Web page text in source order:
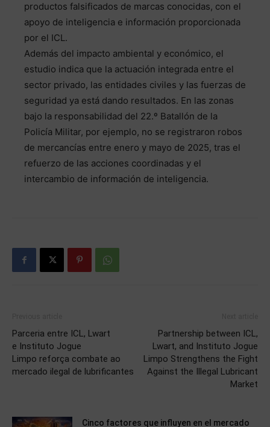
productos falsificados de marcas conocidas, con el
apoyo de inteligencia e información proporcionada
por el ICL.
Además del impacto ambiental y económico, el
estudio indica que la actuación integrada entre el
sector privado, las entidades civiles y las fuerzas de
seguridad ya está dando resultados. En las zonas
bajo la responsabilidad del 22.º Batallón de la
Policía Militar, por ejemplo, no se registraron robos
de mercancías entre enero y mayo de 2025, tras el
refuerzo de las acciones coordinadas y el
intercambio de información de inteligencia.
Parceria entre ICL, Lwart
e Instituto Jogue
Limpo reforça combate ao
mercado ilegal de lubrificantes
Partnership between ICL,
Lwart, and Instituto Jogue
Limpo Strengthens the Fight
Against the Illegal Lubricant
Market
Cinco factores que influyen en el mercado